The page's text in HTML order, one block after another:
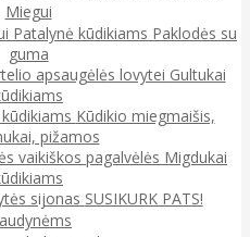
Miegui
Patalynė kūdikiams Paklodės su
guma
apsaugėlės lovytei Gultukai
Kūdikio miegmaišis,
pižamos
vaikiškos pagalvėlės Migdukai
sijonas SUSIKURK PATS!